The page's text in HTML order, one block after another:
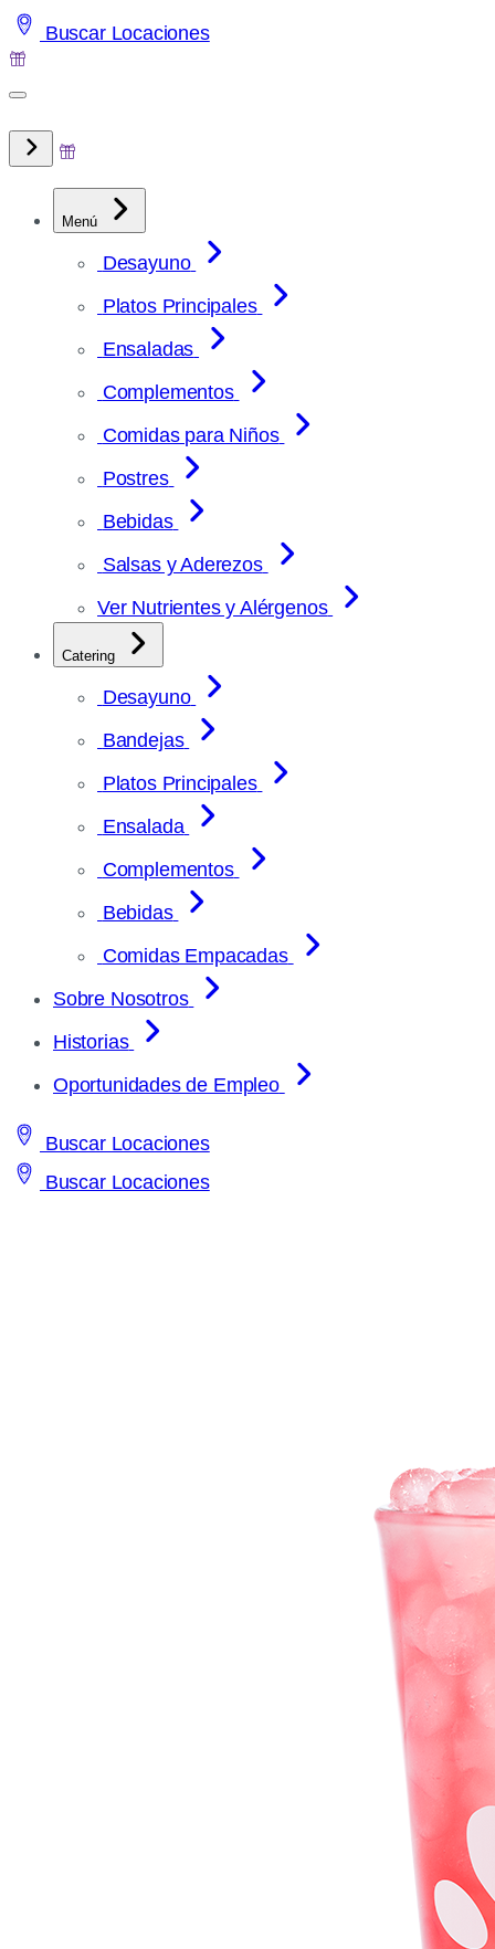
Saltar
al
Buscar Locaciones
Menú
Desayuno
Platos Principales
Ensaladas
Complementos
Comidas para Niños
Postres
Bebidas
Salsas y Aderezos
Ver Nutrientes y Alérgenos
Catering
Desayuno
Bandejas
Platos Principales
Ensalada
Complementos
Bebidas
Comidas Empacadas
Sobre Nosotros
Historias
Oportunidades de Empleo
Buscar Locaciones
Buscar Locaciones